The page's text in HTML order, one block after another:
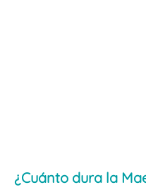
¿Cuánto dura la